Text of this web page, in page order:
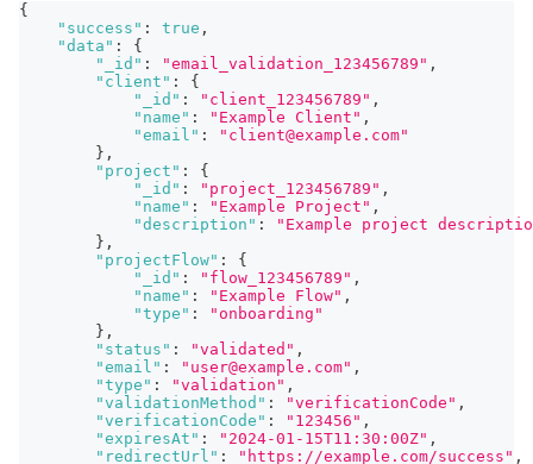
{
"success" : true ,
"data" :
{
"_id" : "email_validation_123456789" ,
"client" :
{
"_id" : "client_123456789" ,
"name" : "Example Client" ,
"email" :
"client@example.com"
} ,
"project" :
{
"_id" : "project_123456789" ,
"name" : "Example Project" ,
"description" :
"Example project
} ,
"projectFlow" :
{
"_id" : "flow_123456789" ,
"name" : "Example Flow" ,
"type" :
"onboarding"
} ,
"status" : "validated" ,
"email" : "user@example.com" ,
"type" : "validation" ,
"validationMethod" : "verificationCode" ,
"verificationCode" : "123456" ,
"expiresAt" : "2024-01-15T11:30:00Z" ,
"redirectUrl" : "https://example.com/success" ,